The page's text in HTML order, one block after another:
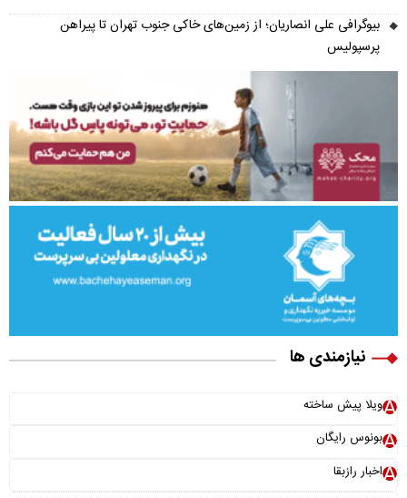
بیوگرافی علی انصاریان؛ از زمین‌های خاکی جنوب تهران تا پیراهن
پرسپولیس
نیازمندی ها
ویلا پیش ساخته
بونوس رایگان
اخبار رازبقا